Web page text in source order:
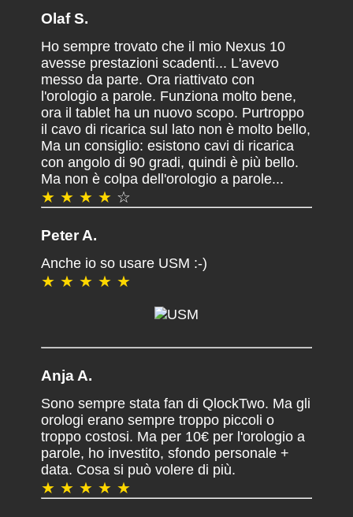
Olaf S.
Ho sempre trovato che il mio Nexus 10
avesse prestazioni scadenti... L'avevo
messo da parte. Ora riattivato con
l'orologio a parole. Funziona molto bene,
ora il tablet ha un nuovo scopo. Purtroppo
il cavo di ricarica sul lato non è molto bello,
Ma un consiglio: esistono cavi di ricarica
con angolo di 90 gradi, quindi è più bello.
Ma non è colpa dell'orologio a parole...
★ ★ ★ ★ ☆
Peter A.
Anche io so usare USM :-)
★ ★ ★ ★ ★
Anja A.
Sono sempre stata fan di QlockTwo. Ma gli
orologi erano sempre troppo piccoli o
troppo costosi. Ma per 10€ per l'orologio a
parole, ho investito, sfondo personale +
data. Cosa si può volere di più.
★ ★ ★ ★ ★